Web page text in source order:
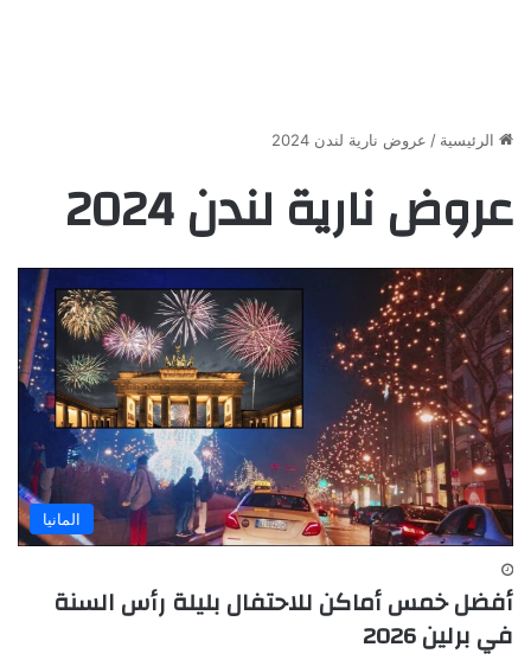
الرئيسية / عروض نارية لندن 2024
عروض نارية لندن 2024
المانيا
أفضل خمس أماكن للاحتفال بليلة رأس السنة
في برلين 2026